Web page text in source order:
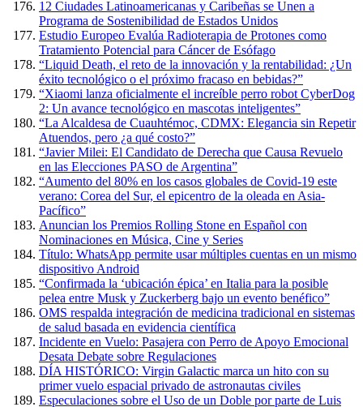
12 Ciudades Latinoamericanas y Caribeñas se Unen a
Programa de Sostenibilidad de Estados Unidos
Estudio Europeo Evalúa Radioterapia de Protones como
Tratamiento Potencial para Cáncer de Esófago
“Liquid Death, el reto de la innovación y la rentabilidad: ¿Un
éxito tecnológico o el próximo fracaso en bebidas?”
“Xiaomi lanza oficialmente el increíble perro robot CyberDog
2: Un avance tecnológico en mascotas inteligentes”
“La Alcaldesa de Cuauhtémoc, CDMX: Elegancia sin Repetir
Atuendos, pero ¿a qué costo?”
“Javier Milei: El Candidato de Derecha que Causa Revuelo
en las Elecciones PASO de Argentina”
“Aumento del 80% en los casos globales de Covid-19 este
verano: Corea del Sur, el epicentro de la oleada en Asia-
Pacífico”
Anuncian los Premios Rolling Stone en Español con
Nominaciones en Música, Cine y Series
Título: WhatsApp permite usar múltiples cuentas en un mismo
dispositivo Android
“Confirmada la ‘ubicación épica’ en Italia para la posible
pelea entre Musk y Zuckerberg bajo un evento benéfico”
OMS respalda integración de medicina tradicional en sistemas
de salud basada en evidencia científica
Incidente en Vuelo: Pasajera con Perro de Apoyo Emocional
Desata Debate sobre Regulaciones
DÍA HISTÓRICO: Virgin Galactic marca un hito con su
primer vuelo espacial privado de astronautas civiles
Especulaciones sobre el Uso de un Doble por parte de Luis